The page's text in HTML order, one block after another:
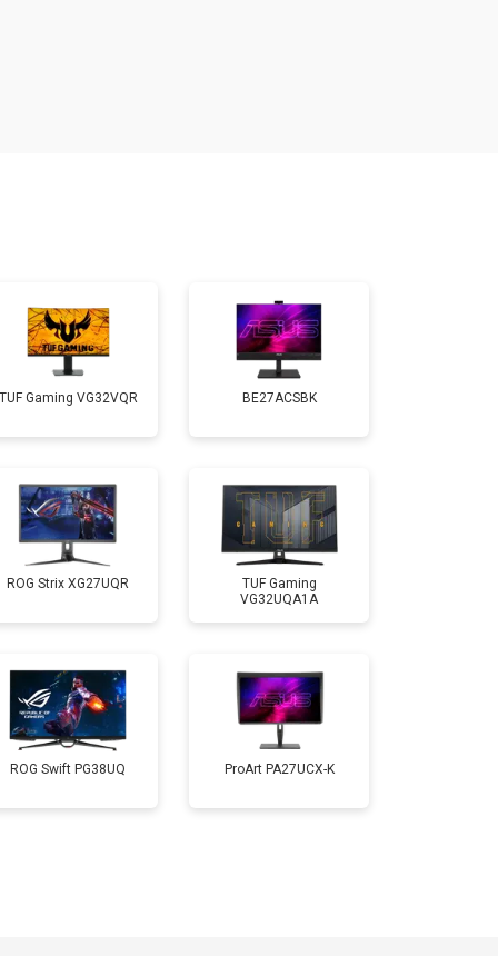
Gaming VG32VQR BE27ACSBK
ROG Strix XG27UQR
TUF Gaming
VG32UQA1A
ROG Swift PG38UQ ProArt PA27UCX-K